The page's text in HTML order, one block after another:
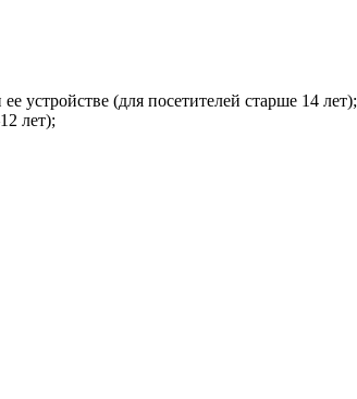
устройстве (для посетителей старше 14 лет);
лет);